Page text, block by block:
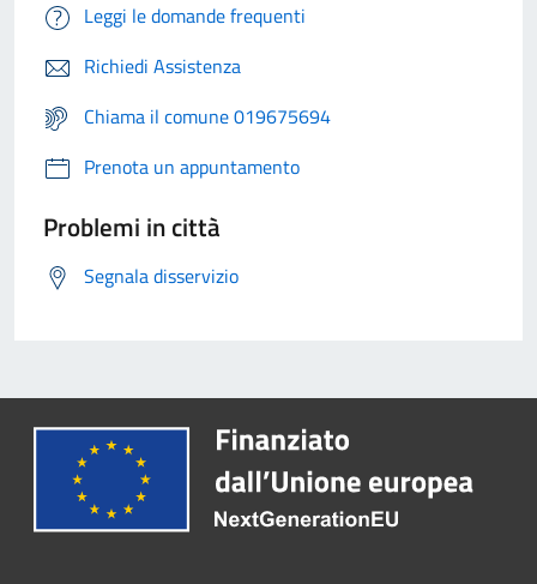
Leggi le domande frequenti
Richiedi Assistenza
Chiama il comune 019675694
Prenota un appuntamento
Problemi in città
Segnala disservizio